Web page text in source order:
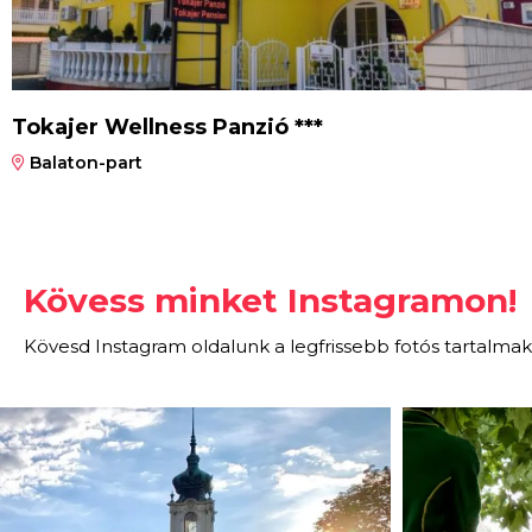
Tokajer Wellness Panzió ***
Balaton-part
Kövess minket Instagramon!
Kövesd Instagram oldalunk a legfrissebb fotós